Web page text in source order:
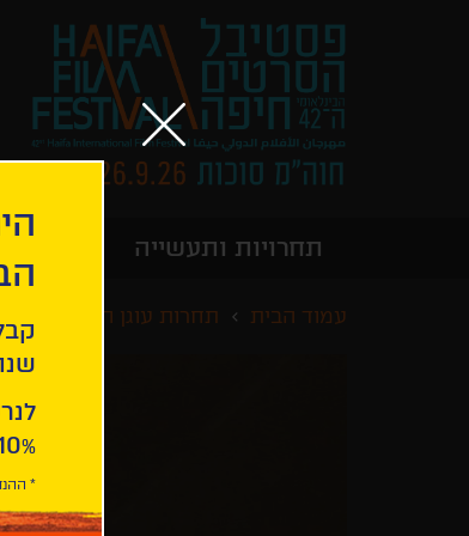
תחרויות ותעשייה
עמוד הבית תחרות עוגן הזהב
10% הנחה ברכישת 2 כרטיסים לסרטי
*